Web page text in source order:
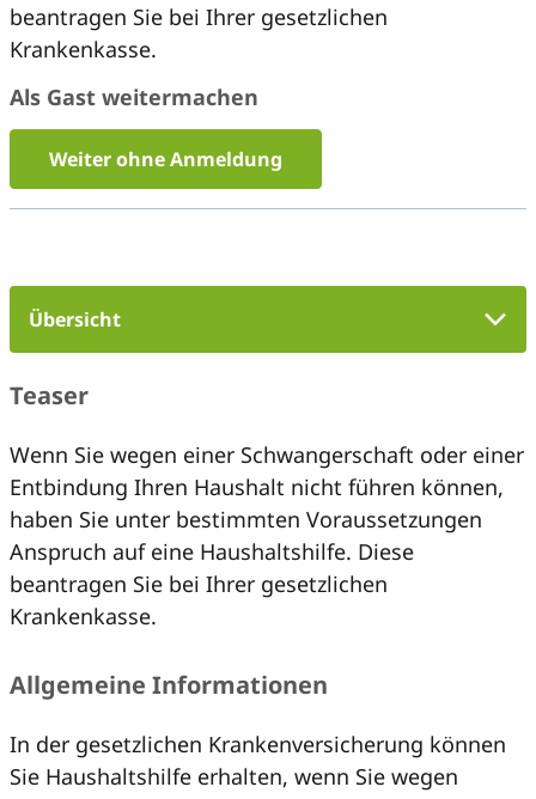
beantragen Sie bei Ihrer gesetzlichen
Krankenkasse.
Als Gast weitermachen
Weiter ohne Anmeldung
Übersicht
Teaser
Wenn Sie wegen einer Schwangerschaft oder einer
Entbindung Ihren Haushalt nicht führen können,
haben Sie unter bestimmten Voraussetzungen
Anspruch auf eine Haushaltshilfe. Diese
beantragen Sie bei Ihrer gesetzlichen
Krankenkasse.
Allgemeine Informationen
In der gesetzlichen Krankenversicherung können
Sie Haushaltshilfe erhalten, wenn Sie wegen